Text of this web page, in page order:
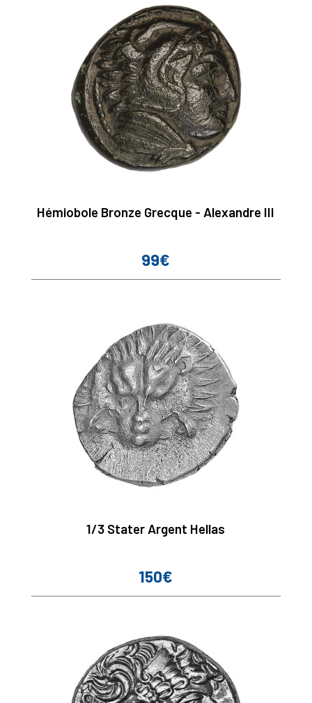
Hémiobole Bronze Grecque - Alexandre III
Prix
99€
1/3 Stater Argent Hellas
Prix
150€